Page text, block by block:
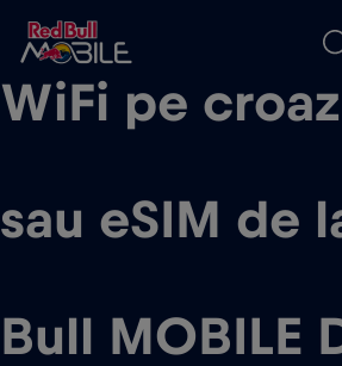
WiFi pe
sau eSIM de
Bull MOBILE